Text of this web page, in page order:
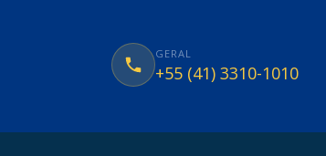
GERAL
+55 (41) 3310-1010